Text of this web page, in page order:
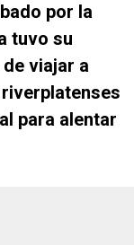
por la
tuvo su
viajar a
para alentar